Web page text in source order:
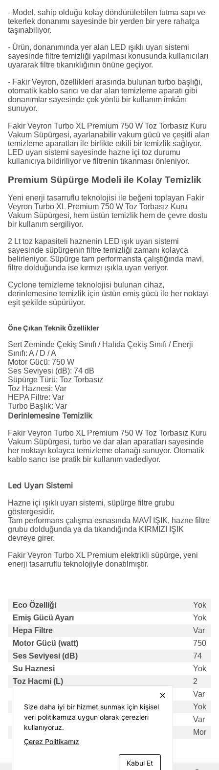
- Model, sahip olduğu kolay döndürülebilen tutma sapı ve
tekerlek donanımı sayesinde bir yerden bir yere rahatça
taşınabiliyor.
- Ürün, donanımında yer alan LED ışıklı uyarı sistemi
sayesinde filtre temizliği yapılması konusunda kullanıcıları
uyararak filtre tıkanıklığının önüne geçiyor.
- Fakir Veyron, özellikleri arasında bulunan turbo başlığı,
otomatik kablo sarıcı ve dar alan temizleme aparatı gibi
donanımlar sayesinde çok yönlü bir kullanım imkânı
sunuyor.
Fakir Veyron Turbo XL Premium 750 W Toz Torbasız Kuru
Vakum Süpürgesi, ayarlanabilir vakum gücü ve çeşitli alan
temizleme aparatları ile birlikte etkili bir temizlik sağlıyor.
LED uyarı sistemi sayesinde hazne içi toz durumu
kullanıcıya bildiriliyor ve filtrenin tıkanması önleniyor.
Premium Süpürge Modeli ile Kolay Temizlik
Yeni enerji tasarruflu teknolojisi ile beğeni toplayan Fakir
Veyron Turbo XL Premium 750 W Toz Torbasız Kuru
Vakum Süpürgesi, hem üstün temizlik hem de çevre dostu
bir kullanım sergiliyor.
2 Lt toz kapasiteli haznenin LED ışık uyarı sistemi
sayesinde süpürgenin filtre temizliği zamanı kolayca
belirleniyor. Süpürge tam performansta çalıştığında mavi,
filtre dolduğunda ise kırmızı ışıkla uyarı veriyor.
Cyclone temizleme teknolojisi bulunan cihaz,
derinlemesine temizlik için üstün emiş gücü ile her noktayı
eşit şekilde süpürüyor.
Öne Çıkan Teknik Özellikler
Sert Zeminde Çekiş Sınıfı / Halıda Çekiş Sınıfı / Enerji
Sınıfı: A / D / A
Motor Gücü: 750 W
Ses Seviyesi (dB): 74 dB
Süpürge Türü: Toz Torbasız
Toz Haznesi: Var
HEPA Filtre: Var
Turbo Başlık: Var
Derinlemesine Temizlik
Fakir Veyron Turbo XL Premium 750 W Toz Torbasız Kuru
Vakum Süpürgesi, turbo ve dar alan aparatları sayesinde
her noktayı kolayca temizleme olanağı sunuyor. Otomatik
kablo sarıcı ise pratik bir kullanım vadediyor.
Led Uyarı Sistemi
Hazne içi ışıklı uyarı sistemi, süpürge filtre grubu
göstergesidir.
Tam performans çalışma esnasında MAVİ IŞIK, hazne filtre
grubu dolduğunda ya da tıkandığında KIRMIZI IŞIK
devreye girer.
Fakir Veyron Turbo XL Premium elektrikli süpürge, yeni
enerji tasarruflu teknolojiyle donatılmıştır.
Eco Özelliği
Yok
Emiş Gücü Ayarı
Yok
Hepa Filtre
Var
Motor Gücü (watt)
750
Ses Seviyesi (dB)
74
Su Haznesi
Yok
Toz Hacmi (L)
2
Var
Toz Torbası
Yok
Turbo Başlık
Var
Ürün Rengi
Mor
close
Size daha iyi bir hizmet sunmak için kişisel
veri politikamıza uygun olarak çerezleri
kullanıyoruz.
Çerez Politikamız
Kabul Et